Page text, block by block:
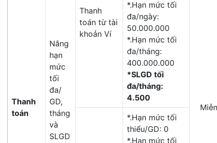
Thanh
toán
Nâng
hạn
mức
tối
đa/
GD,
tháng
và
SLGD
Thanh
toán từ tài
khoản Ví
*.Hạn mức tối
đa/ngày:
50.000.000
*.Hạn mức tối
đa/tháng:
400.000.000
*SLGD tối
đa/tháng:
4.500
*.Hạn mức tối
thiểu/GD: 0
*.Hạn mức tối